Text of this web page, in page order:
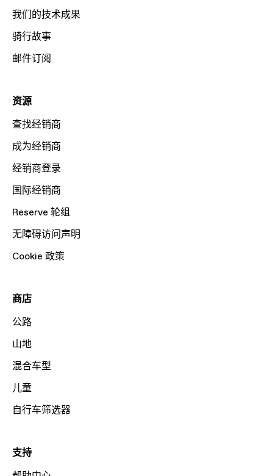
我们的技术成果
骑行故事
邮件订阅
资源
查找经销商
成为经销商
经销商登录
国际经销商
Reserve 轮组
无障碍访问声明
Cookie 政策
商店
公路
山地
混合车型
儿童
自行车筛选器
支持